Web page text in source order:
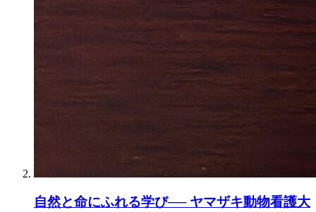
自然と命にふれる学び── ヤマザキ動物看護大